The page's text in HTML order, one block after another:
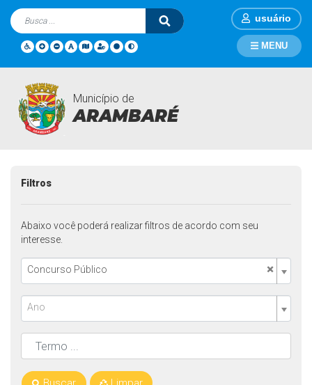
usuário
Município de
ARAMBARÉ
MENU
Contratações
Filtros
Abaixo você poderá realizar filtros de acordo com seu
interesse.
×
Concurso Público
Ano